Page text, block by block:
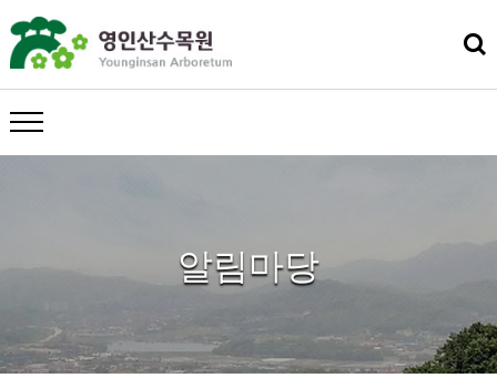
메뉴 열기
알림마당